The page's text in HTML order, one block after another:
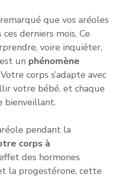
que vos aréoles
derniers mois. Ce
voire inquiéter,
un phénomène
corps s’adapte avec
votre bébé, et chaque
bienveillant.
pendant la
corps à
des hormones
la progestérone, cette